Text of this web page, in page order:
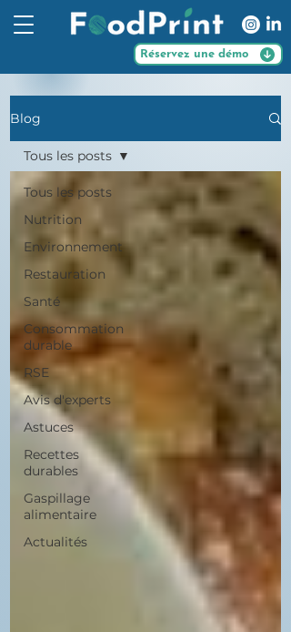
Réservez une démo
Blog
Tous les posts
Nutrition
Environnement
Restauration
Santé
Consommation
durable
RSE
Avis d'experts
Astuces
Recettes
durables
Gaspillage
alimentaire
Actualités
Tous les posts